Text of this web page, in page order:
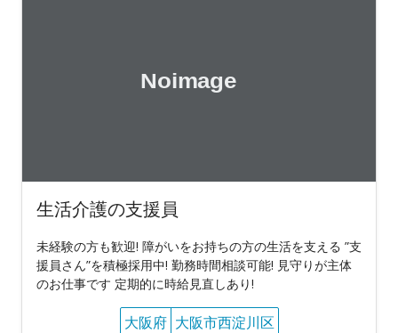
生活介護の支援員
未経験の方も歓迎! 障がいをお持ちの方の生活を支える ”支
援員さん”を積極採用中! 勤務時間相談可能! 見守りが主体
のお仕事です 定期的に時給見直しあり!
大阪府 大阪市西淀川区